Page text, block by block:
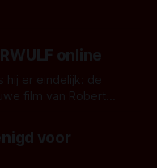
online
hij er eindelijk: de
film van Robert
deze keer is (kon
je mee?
voor